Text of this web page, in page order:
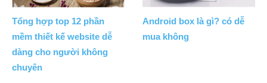
Tổng hợp top 12 phần
mềm thiết kế website dễ
dàng cho người không
chuyên
Android box là gì? có dễ
mua không